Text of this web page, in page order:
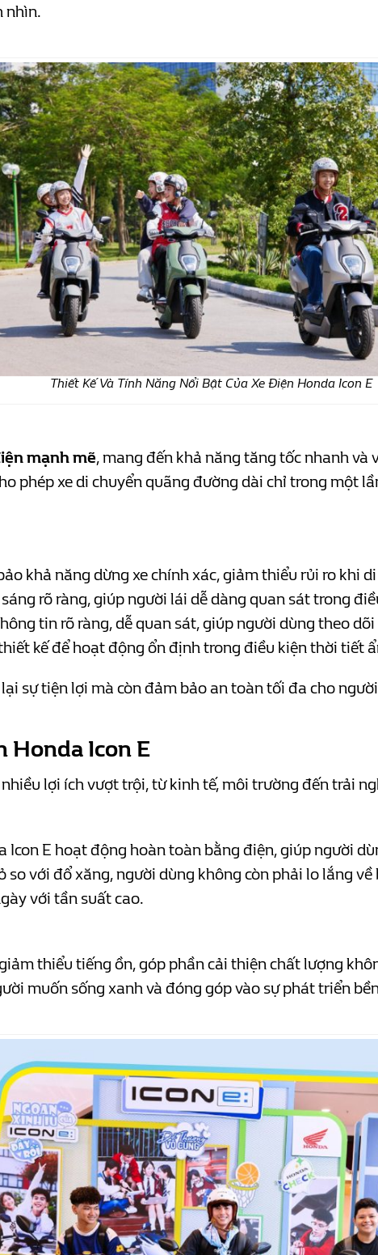
nhìn.
Thiết Kế Và Tính Năng Nổi Bật Của Xe Điện Honda Icon E
mạnh mẽ, mang đến khả năng tăng tốc nhanh và
phép xe di chuyển quãng đường dài chỉ trong một
khả năng dừng xe chính xác, giảm thiểu rủi ro khi
rõ ràng, giúp người lái dễ dàng quan sát trong
tin rõ ràng, dễ quan sát, giúp người dùng theo
kế để hoạt động ổn định trong điều kiện thời tiết
sự tiện lợi mà còn đảm bảo an toàn tối đa cho
Honda Icon E
lợi ích vượt trội, từ kinh tế, môi trường đến trải
Icon E hoạt động hoàn toàn bằng điện, giúp người
so với đổ xăng, người dùng không còn phải lo lắng
với tần suất cao.
thiểu tiếng ồn, góp phần cải thiện chất lượng
muốn sống xanh và đóng góp vào sự phát triển